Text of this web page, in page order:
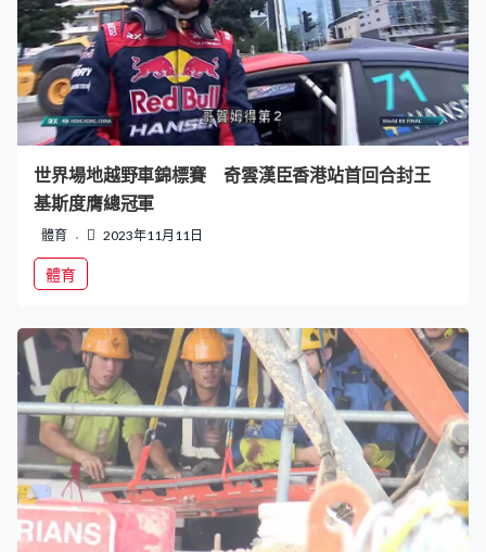
世界場地越野車錦標賽 奇雲漢臣香港站首回合封王
基斯度膺總冠軍
體育 2023年11月11日
體育